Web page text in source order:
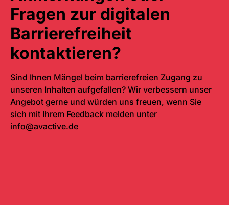
Fragen zur digitalen
Barrierefreiheit
kontaktieren?
Sind Ihnen Mängel beim barrierefreien Zugang zu
unseren Inhalten aufgefallen? Wir verbessern unser
Angebot gerne und würden uns freuen, wenn Sie
sich mit Ihrem Feedback melden unter
info@avactive.de